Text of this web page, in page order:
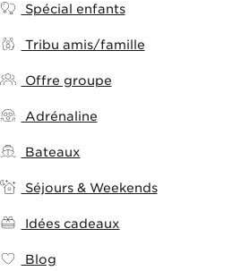
Spécial enfants
Tribu amis/famille
Offre groupe
Adrénaline
Bateaux
Séjours & Weekends
Idées cadeaux
Blog